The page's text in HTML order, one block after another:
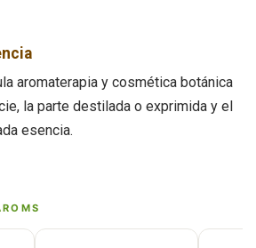
aromaterapia y cosmética botánica
la parte destilada o exprimida y el
esencia.